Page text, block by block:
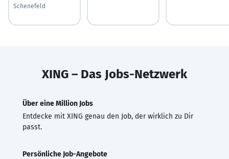
Schenefeld
XING – Das Jobs-Netzwerk
Über eine Million Jobs
Entdecke mit XING genau den Job, der wirklich zu Dir
passt.
Persönliche Job-Angebote